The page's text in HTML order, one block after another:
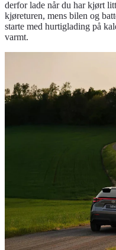
derfor lade når du har kjørt
kjøreturen, mens bilen og
starte med hurtiglading på
varmt.